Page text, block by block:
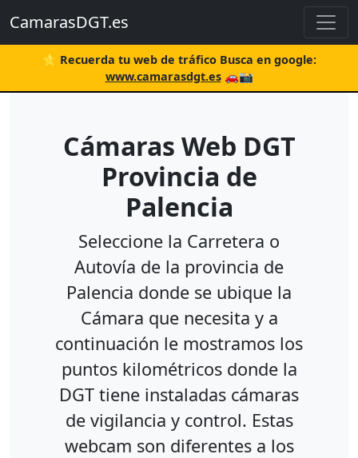
CamarasDGT.es
⭐ Recuerda tu web de tráfico Busca en google:
www.camarasdgt.es🚗📸
Cámaras Web DGT
Provincia de
Palencia
Seleccione la Carretera o
Autovía de la provincia de
Palencia donde se ubique la
Cámara que necesita y a
continuación le mostramos los
puntos kilométricos donde la
DGT tiene instaladas cámaras
de vigilancia y control. Estas
webcam son diferentes a los